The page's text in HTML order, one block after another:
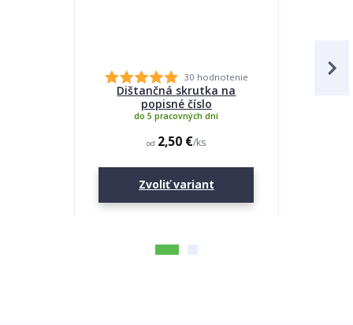
30 hodnotenie
Dištančná skrutka na
popisné číslo
od 2,50 €/ks
do 5 pracovných dní
Zvoliť variant